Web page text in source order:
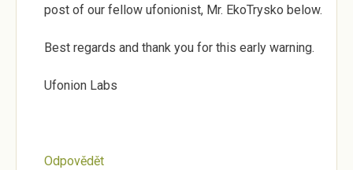
post of our fellow ufonionist, Mr. EkoTrysko below.
Best regards and thank you for this early warning.
Ufonion Labs
Odpovědět